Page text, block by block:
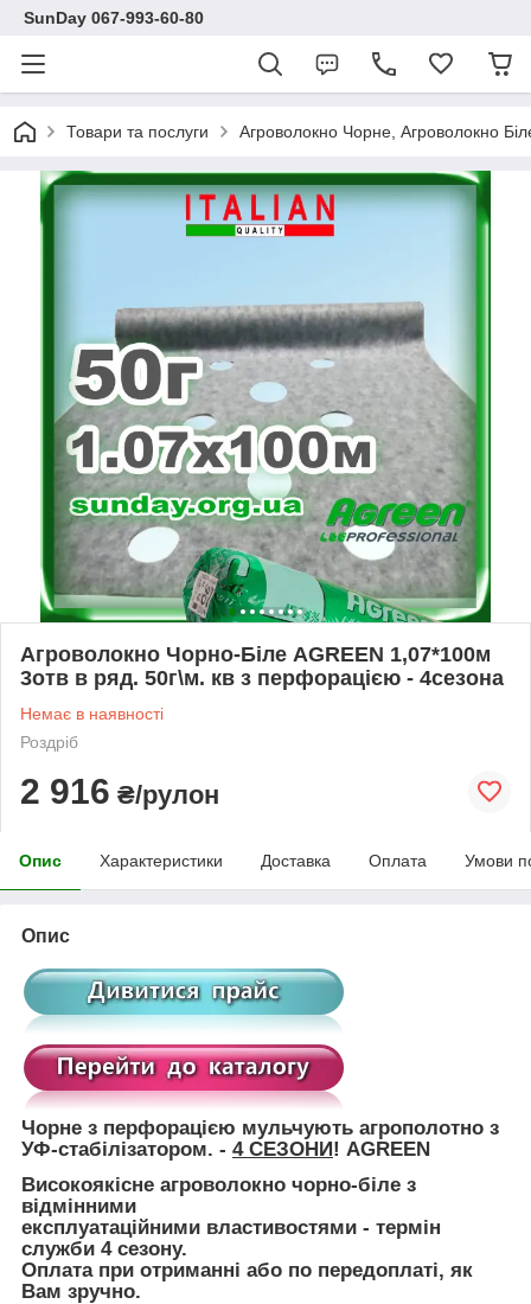
SunDay 067-993-60-80
Товари та послуги Агроволокно Чорне, Агроволокно
Агроволокно Чорно-Біле AGREEN 1,07*100м
3отв в ряд. 50г\м. кв з перфорацією - 4сезона
Немає в наявності
Роздріб
2 916 ₴/рулон
Опис Характеристики Доставка Оплата Умови
Опис
Чорне з перфорацією мульчують агрополотно з
УФ-стабілізатором. - 4 СЕЗОНИ! AGREEN
Високоякісне агроволокно чорно-біле з
відмінними
експлуатаційними властивостями - термін
служби 4 сезону.
Оплата при отриманні або по передоплаті, як
Вам зручно.